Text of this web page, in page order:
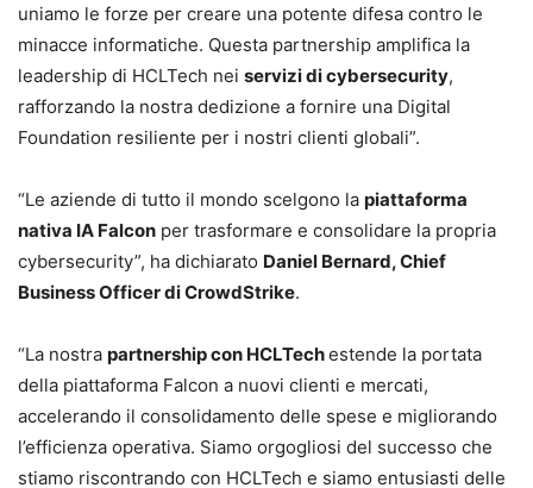
uniamo le forze per creare una potente difesa contro le
minacce informatiche. Questa partnership amplifica la
leadership di HCLTech nei servizi di cybersecurity,
rafforzando la nostra dedizione a fornire una Digital
Foundation resiliente per i nostri clienti globali”.
“Le aziende di tutto il mondo scelgono la piattaforma
nativa IA Falcon per trasformare e consolidare la propria
cybersecurity”, ha dichiarato Daniel Bernard, Chief
Business Officer di CrowdStrike.
“La nostra partnership con HCLTechestende la portata
della piattaforma Falcon a nuovi clienti e mercati,
accelerando il consolidamento delle spese e migliorando
l’efficienza operativa. Siamo orgogliosi del successo che
stiamo riscontrando con HCLTech e siamo entusiasti delle